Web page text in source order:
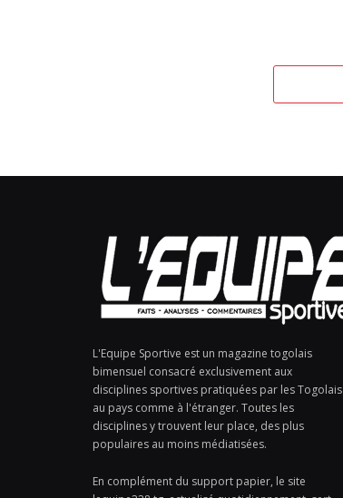
L'Equipe Sportive est un magazine togolais
bimensuel consacré exclusivement aux
disciplines sportives pratiquées par les Togolais
au pays comme à l'étranger. Toutes les
disciplines y trouvent leur place, des plus
populaires au moins médiatisées.
En complément du support papier, le site